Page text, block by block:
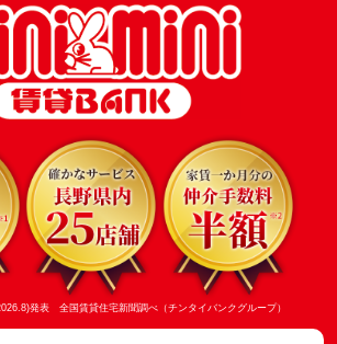
発表 全国賃貸住宅新聞調べ（チンタイバンクグループ）